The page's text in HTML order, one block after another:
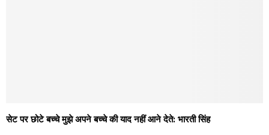
सेट पर छोटे बच्चे मुझे अपने बच्चे की याद नहीं आने देते: भारती सिंह